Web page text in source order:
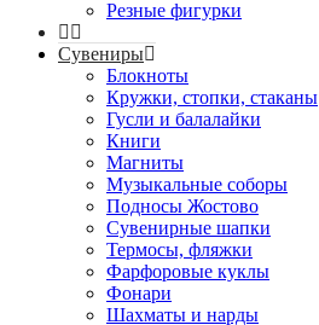
Резные фигурки
Сувениры
Блокноты
Кружки, стопки, стаканы
Гусли и балалайки
Книги
Магниты
Музыкальные соборы
Подносы Жостово
Сувенирные шапки
Термосы, фляжки
Фарфоровые куклы
Фонари
Шахматы и нарды